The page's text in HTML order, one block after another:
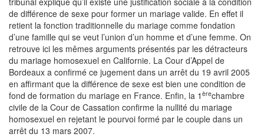
de différence de sexe pour former un mariage valide. En effet il
retient la fonction traditionnelle du mariage comme fondation
d’une famille qui se veut l’union d’un homme et d’une femme. On
retrouve ici les mêmes arguments présentés par les détracteurs
du mariage homosexuel en Californie. La Cour d’Appel de
Bordeaux a confirmé ce jugement dans un arrêt du 19 avril 2005
en affirmant que la différence de sexe est bien une condition de
fond de formation du mariage en France. Enfin, la 1 èrechambre
civile de la Cour de Cassation confirme la nullité du mariage
homosexuel en rejetant le pourvoi formé par le couple dans un
arrêt du 13 mars 2007.